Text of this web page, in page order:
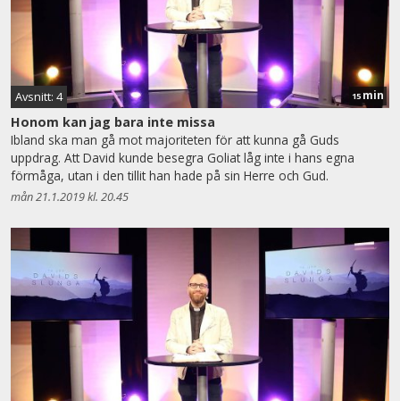
Avsnitt: 4 15 min
Honom kan jag bara inte missa
Ibland ska man gå mot majoriteten för att kunna gå Guds
uppdrag. Att David kunde besegra Goliat låg inte i hans egna
förmåga, utan i den tillit han hade på sin Herre och Gud.
mån 21.1.2019 kl. 20.45